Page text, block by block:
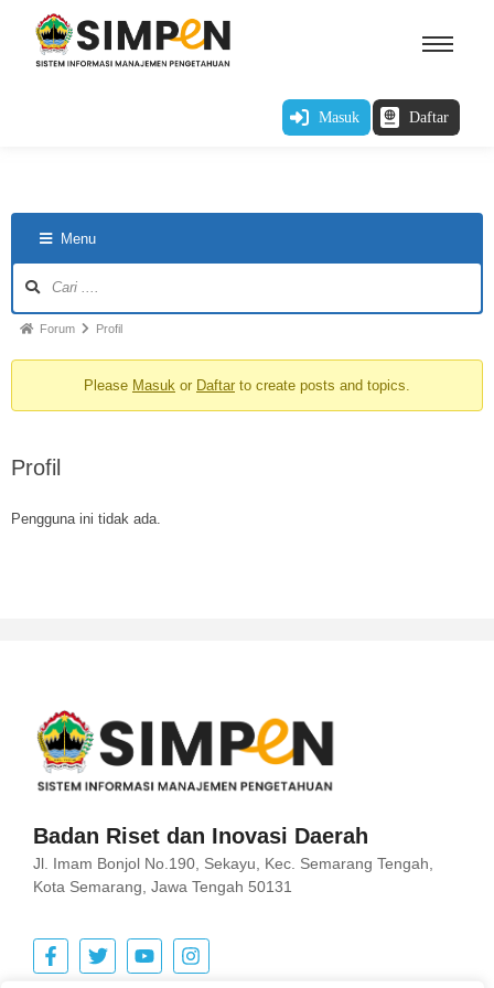
Masuk Daftar
Menu
Forum Profil
Please Masuk or Daftar to create posts and topics.
Profil
Pengguna ini tidak ada.
Badan Riset dan Inovasi Daerah
Jl. Imam Bonjol No.190, Sekayu, Kec. Semarang Tengah,
Kota Semarang, Jawa Tengah 50131